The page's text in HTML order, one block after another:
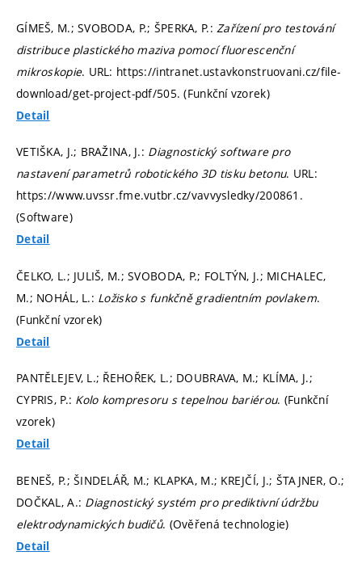
GÍMEŠ, M.; SVOBODA, P.; ŠPERKA, P.: Zařízení pro testování
distribuce plastického maziva pomocí fluorescenční
mikroskopie. URL: https://intranet.ustavkonstruovani.cz/file-
download/get-project-pdf/505. (Funkční vzorek)
Detail
VETIŠKA, J.; BRAŽINA, J.: Diagnostický software pro
nastavení parametrů robotického 3D tisku betonu. URL:
https://www.uvssr.fme.vutbr.cz/vavvysledky/200861.
(Software)
Detail
ČELKO, L.; JULIŠ, M.; SVOBODA, P.; FOLTÝN, J.; MICHALEC,
M.; NOHÁL, L.: Ložisko s funkčně gradientním povlakem.
(Funkční vzorek)
Detail
PANTĚLEJEV, L.; ŘEHOŘEK, L.; DOUBRAVA, M.; KLÍMA, J.;
CYPRIS, P.: Kolo kompresoru s tepelnou bariérou. (Funkční
vzorek)
Detail
BENEŠ, P.; ŠINDELÁŘ, M.; KLAPKA, M.; KREJČÍ, J.; ŠTAJNER, O.;
DOČKAL, A.: Diagnostický systém pro prediktivní údržbu
elektrodynamických budičů. (Ověřená technologie)
Detail